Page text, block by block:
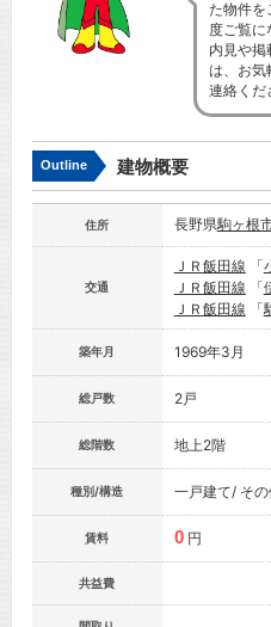
た物件を
度ご覧に
内見や掲
は、お気
連絡くだ
Outline 建物概要
住所 長野県駒ヶ根
交通
ＪＲ飯田線 「
ＪＲ飯田線 「
ＪＲ飯田線 「
築年月 1969年3月
総戸数 2戸
総階数 地上2階
種別/構造 一戸建て/ そ
賃料 0 円
共益費